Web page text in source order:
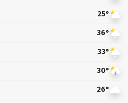
25°
36°
33°
30°
26°